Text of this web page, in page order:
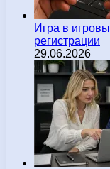
Игра в
регистрации
29.06.2026